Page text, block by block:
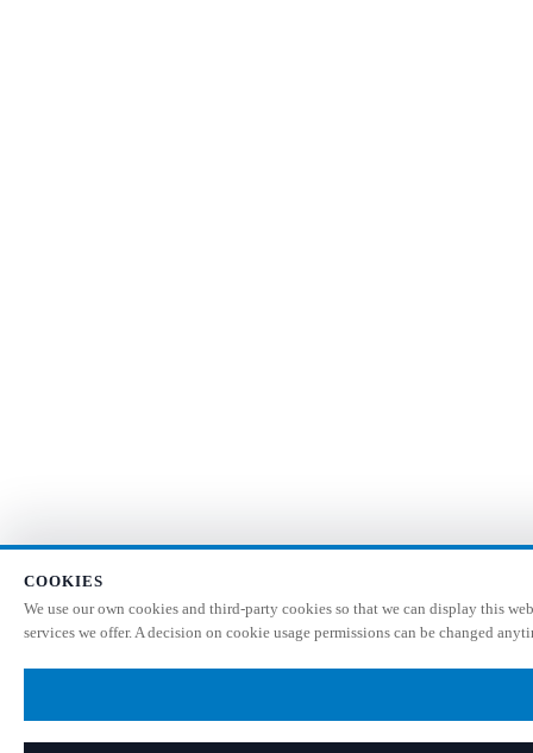
COOKIES
We use our own cookies and third-party cookies so that we can display this
services we offer. A decision on cookie usage permissions can be changed